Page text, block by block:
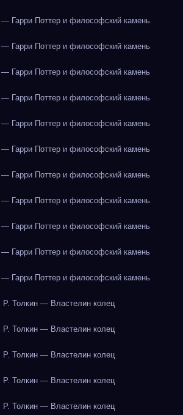
Гарри Поттер и философский камень
Гарри Поттер и философский камень
Гарри Поттер и философский камень
Гарри Поттер и философский камень
Гарри Поттер и философский камень
Гарри Поттер и философский камень
Гарри Поттер и философский камень
Гарри Поттер и философский камень
Гарри Поттер и философский камень
Гарри Поттер и философский камень
Гарри Поттер и философский камень
Толкин — Властелин колец
Толкин — Властелин колец
Толкин — Властелин колец
Толкин — Властелин колец
Толкин — Властелин колец